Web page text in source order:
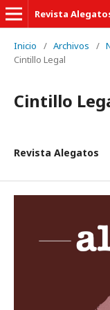
Revista
Inicio / Archivos /
Cintillo Legal
Cintillo
Revista Alegatos